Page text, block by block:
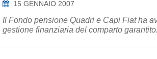
15 GENNAIO 2007
Il Fondo pensione Quadri e Capi Fiat ha
gestione finanziaria del comparto garantito.